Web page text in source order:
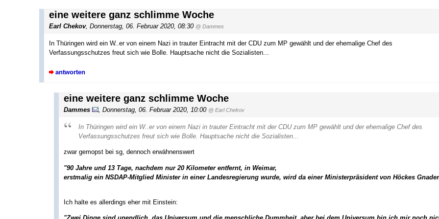
eine weitere ganz schlimme Woche
Earl Chekov, Donnerstag, 06. Februar 2020, 08:30 @ Dammes
In Thüringen wird ein W..er von einem Nazi in trauter Eintracht mit der CDU zum MP gewählt und der ehemalige Chef des
Verfassungsschutzes freut sich wie Bolle. Hauptsache nicht die Sozialisten...
antworten
eine weitere ganz schlimme Woche
Dammes , Donnerstag, 06. Februar 2020, 10:00 @ Earl Chekov
In Thüringen wird ein W..er von einem Nazi in trauter Eintracht mit der CDU zum MP gewählt und der ehemalige Chef des
Verfassungsschutzes freut sich wie Bolle. Hauptsache nicht die Sozialisten...
zwar gemopst bei sg, dennoch erwähnenswert
"90 Jahre und 13 Tage, nachdem nur 20 Kilometer entfernt, in Weimar,
erstmalig ein NSDAP-Mitglied Minister in einer Landesregierung wurde, wird da einer Ministerpräsident von Höckes
Ich halte es allerdings eher mit Einstein: